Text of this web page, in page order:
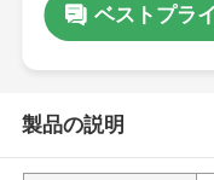
ベストプラ
製品の説明